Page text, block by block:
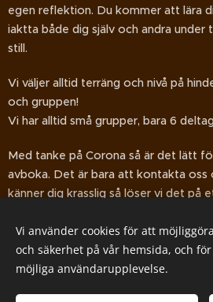
egen reflektion. Du kommer att lära
iaktta både dig själv och andra under
still.
Vi väljer alltid terräng och nivå på
och gruppen!
Vi har alltid små grupper, bara 6
Med tanke på Corona så är det lätt
avboka. Det är bara att kontakta oss
känner dig krasslig så löser vi det på
Om du är osäker på grupptillhörighet
hjälper vi dig!
Vi använder cookies för att
och säkerhet på vår hemsida, och
möjliga användarupplevelse.